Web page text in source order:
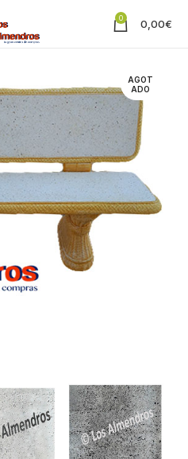
0 0,00€
AGOT
ADO